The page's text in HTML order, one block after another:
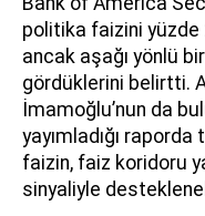
politika faizini yüzde
ancak aşağı yönlü
gördüklerini belirtti.
İmamoğlu’nun da
yayımladığı
faizin, faiz koridoru
sinyaliyle